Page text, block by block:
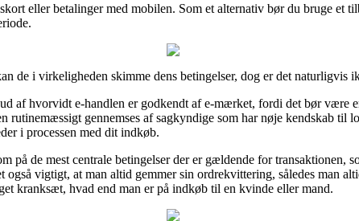
eller betalinger med mobilen. Som et alternativ bør du bruge et
de i virkeligheden skimme dens betingelser, dog er det naturligvis
af hvorvidt e-handlen er godkendt af e-mærket, fordi det bør være
rutinemæssigt gennemses af sagkyndige som har nøje kendskab til
i processen med dit indkøb.
på de mest centrale betingelser der er gældende for
også vigtigt, at man altid gemmer sin ordrekvittering, således man
kranksæt, hvad end man er på indkøb til en kvinde eller mand.